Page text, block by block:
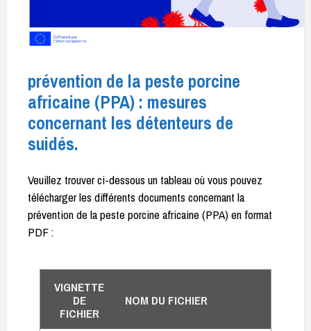
prévention de la peste porcine
africaine (PPA) : mesures
concernant les détenteurs de
suidés.
Veuillez trouver ci-dessous un tableau où vous pouvez
télécharger les différents documents concernant la
prévention de la peste porcine africaine (PPA) en format
PDF :
VIGNETTE
DE
FICHIER
NOM DU FICHIER